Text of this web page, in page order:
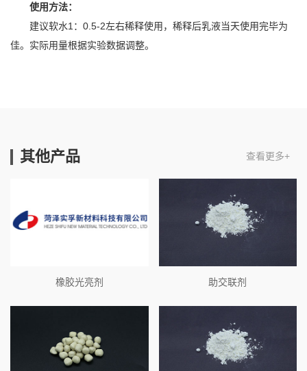
使用方法：
建议软水1：0.5-2左右稀释使用，稀释后乳液当天使用完毕为
佳。实际用量根据实验数据调整。
其他产品 查看更多+
橡胶光亮剂 助交联剂